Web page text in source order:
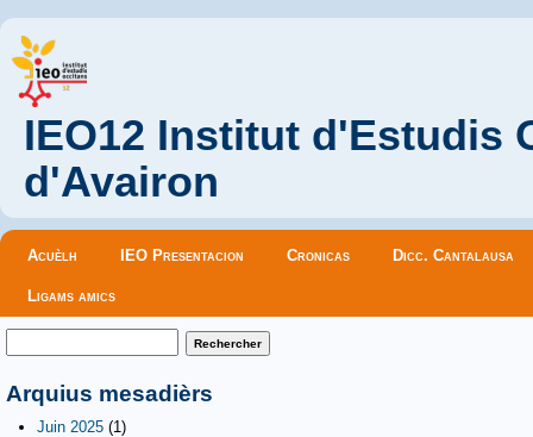
IEO12 Institut d'Estudis
d'Avairon
Menu principal
Acuèlh IEO Presentacion Cronicas Dicc. Cantalausa
Ligams amics
Formulaire de recherche
Arquius mesadièrs
Juin 2025 (1)